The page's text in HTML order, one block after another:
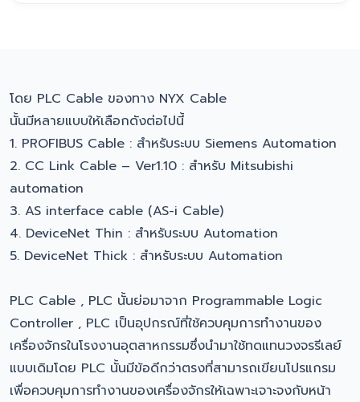
โดย PLC Cable ของทาง NYX Cable
นั้นมีหลายแบบให้เลือกดังต่อไปนี้
1. PROFIBUS Cable : สำหรับระบบ Siemens Automation
2. CC Link Cable – Ver1.10 : สำหรับ Mitsubishi
automation
3. AS interface cable (AS-i Cable)
4. DeviceNet Thin : สำหรับระบบ Automation
5. DeviceNet Thick : สำหรับระบบ Automation
PLC Cable , PLC นั้นย่อมาจาก Programmable Logic
Controller , PLC เป็นอุปกรณ์ที่ใช้ควบคุมการทำงานของ
เครื่องจักรในโรงงานอุตสาหกรรมซึ่งนำมาใช้ทดแทนวงจรรีเลย์
แบบเดิมโดย PLC นั้นมีข้อดีกว่าตรงที่สามารถเขียนโปรแกรม
เพื่อควบคุมการทำงานของเครื่องจักรให้เฉพาะเจาะจงกับหน้า